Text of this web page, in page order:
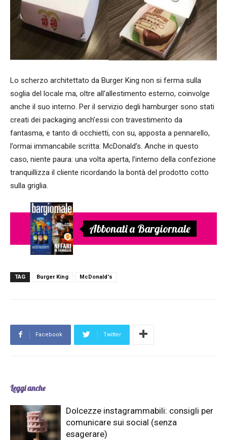
Lo scherzo architettato da Burger King non si ferma sulla
soglia del locale ma, oltre all’allestimento esterno, coinvolge
anche il suo interno. Per il servizio degli hamburger sono stati
creati dei packaging anch’essi con travestimento da
fantasma, e tanto di occhietti, con su, apposta a pennarello,
l’ormai immancabile scritta: McDonald’s. Anche in questo
caso, niente paura: una volta aperta, l’interno della confezione
tranquillizza il cliente ricordando la bontà del prodotto cotto
sulla griglia.
Abbonati a Bargiornale
TAG Burger King McDonald's
Facebook Twitter
Leggi anche
Dolcezze instagrammabili: consigli per
comunicare sui social (senza
esagerare)